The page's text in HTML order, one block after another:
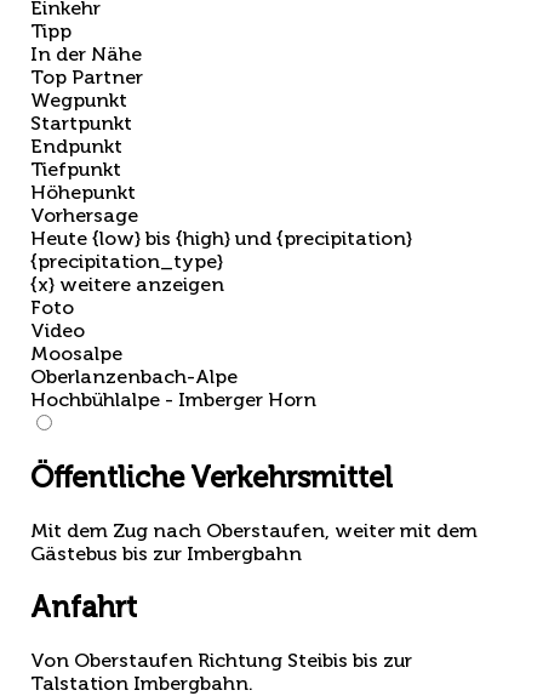
Einkehr
Tipp
In der Nähe
Top Partner
Wegpunkt
Startpunkt
Endpunkt
Tiefpunkt
Höhepunkt
Vorhersage
Heute {low} bis {high} und {precipitation}
{precipitation_type}
{x} weitere anzeigen
Foto
Video
Moosalpe
Oberlanzenbach-Alpe
Hochbühlalpe - Imberger Horn
Öffentliche Verkehrsmittel
Mit dem Zug nach Oberstaufen, weiter mit dem
Gästebus bis zur Imbergbahn
Anfahrt
Von Oberstaufen Richtung Steibis bis zur
Talstation Imbergbahn.